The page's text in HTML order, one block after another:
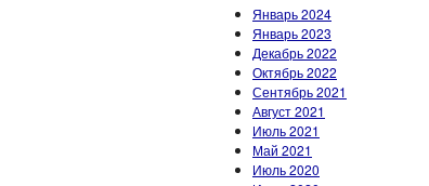
Январь 2024
Январь 2023
Декабрь 2022
Октябрь 2022
Сентябрь 2021
Август 2021
Июль 2021
Май 2021
Июль 2020